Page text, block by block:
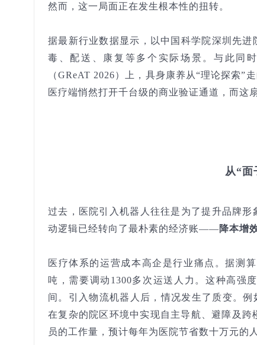
然而，这一局面正在发生根本性的扭转。
据最新行业数据显示，以中国科学院深圳先
毒、配送、康复等多个实际场景。与此同
（GReAT 2026）上，具身康养从“理论探索”
医疗端悄然打开千台级的商业验证通道，而这
从“面
过去，医院引入机器人往往是为了提升品牌
动逻辑已经转向了最朴素的经济账——降本增
医疗体系的运营成本高企是行业痛点。据测
吨，需要调动1300多次运送人力。这种高强
间。引入物流机器人后，情况发生了质变。
在复杂的院区环境中实现自主导航、避障及
员的工作量，预计每年为医院节省数十万元的